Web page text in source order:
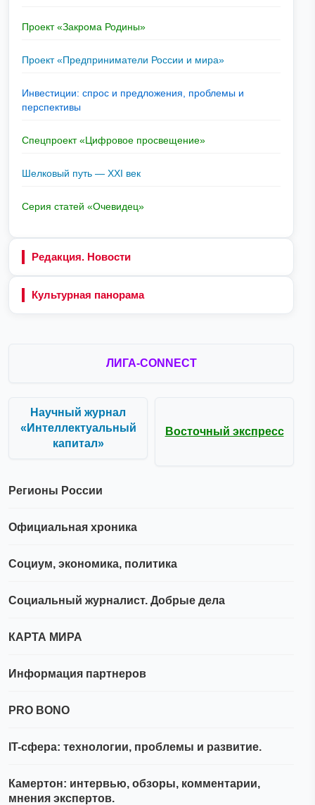
Проект «Закрома Родины»
Проект «Предприниматели России и мира»
Инвестиции: спрос и предложения, проблемы и
перспективы
Спецпроект «Цифровое просвещение»
Шелковый путь — XXI век
Серия статей «Очевидец»
Редакция. Новости
Культурная панорама
ЛИГА-CONNECT
Научный журнал
«Интеллектуальный
капитал»
Восточный экспресс
Регионы России
Официальная хроника
Социум, экономика, политика
Социальный журналист. Добрые дела
КАРТА МИРА
Информация партнеров
PRO BONO
IT-сфера: технологии, проблемы и развитие.
Камертон: интервью, обзоры, комментарии,
мнения экспертов.